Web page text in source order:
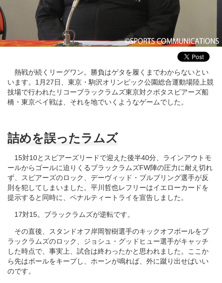
熱戦が続くリーグワン。勝負はゲタを履くまでわからないとい
います。1月27日、東京・駒沢オリンピック公園総合運動場陸上競
技場で行われたリコーブラックラムズ東京対クボタスピアーズ船
橋・東京ベイ戦は、それを地でいくようなゲームでした。
詰めを誤ったラムズ
15対10とスピアーズリードで迎えた後半40分、ラインアウトモ
ールからゴールに迫りくるブラックラムズFW陣の圧力に耐え切れ
ず、スピアーズのロック、デーヴィッド・ブルブリング選手が反
則を犯してしまいました。平川哲也レフリーはイエローカードを
提示すると同時に、ペナルティートライを宣告しました。
17対15。ブラックラムズが逆転です。
その直後、スタンドオフ岸岡智樹選手のキックオフボールをブ
ラックラムズのロック、ジョシュ・グッドヒュー選手がキャッチ
した時点で、事実上、試合は終わったかと思われました。ここか
ら先はボールをキープし、ホーンが鳴れば、外に蹴り出せばいい
のです。